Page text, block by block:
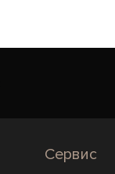
Сервис